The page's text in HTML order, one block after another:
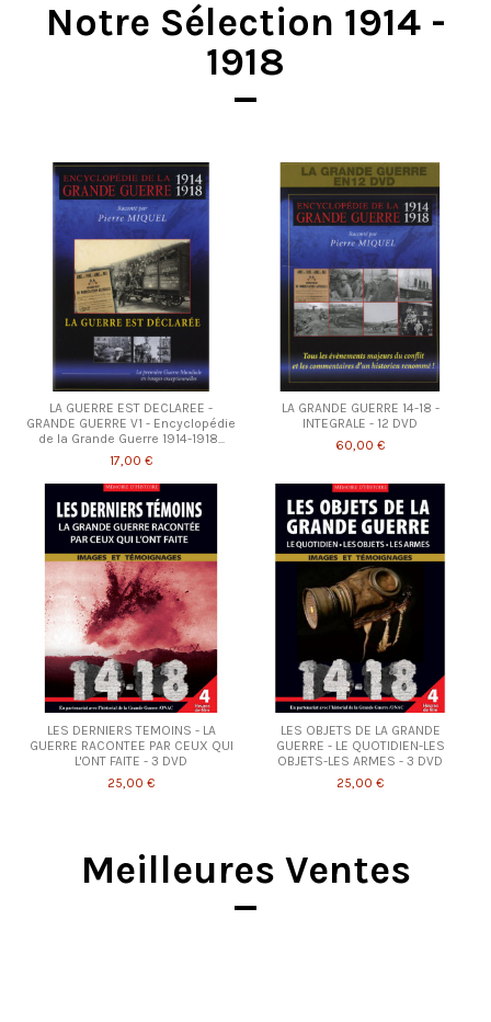
Notre Sélection 1914 -
1918
LA GUERRE EST DECLAREE -
GRANDE GUERRE V1 - Encyclopédie
de la Grande Guerre 1914-1918...
17,00 €
LA GRANDE GUERRE 14-18 -
INTEGRALE - 12 DVD
60,00 €
LES DERNIERS TEMOINS - LA
GUERRE RACONTEE PAR CEUX QUI
L'ONT FAITE - 3 DVD
25,00 €
LES OBJETS DE LA GRANDE
GUERRE - LE QUOTIDIEN-LES
OBJETS-LES ARMES - 3 DVD
25,00 €
Meilleures Ventes